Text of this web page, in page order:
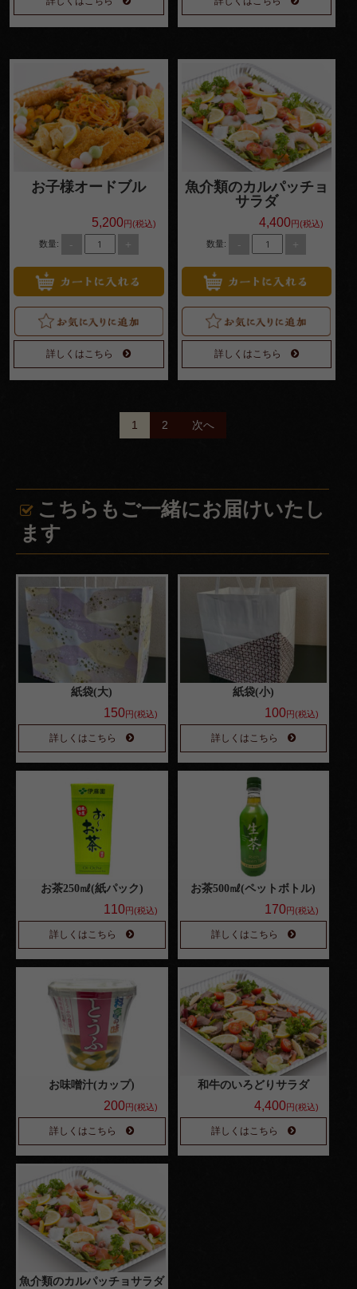
お子様オードブル
5,200円(税込)
数量: - +
詳しくはこちら
魚介類のカルパッチョ
サラダ
4,400円(税込)
数量: - +
詳しくはこちら
ナ
ビ
ゲ
ー
シ
ョ
ン
1 2 次へ
こちらもご一緒にお届けいたし
ます
紙袋(大)
150円(税込)
詳しくはこちら
紙袋(小)
100円(税込)
詳しくはこちら
お茶250㎖(紙パック)
110円(税込)
詳しくはこちら
お茶500㎖(ペットボトル)
170円(税込)
詳しくはこちら
お味噌汁(カップ)
200円(税込)
詳しくはこちら
和牛のいろどりサラダ
4,400円(税込)
詳しくはこちら
魚介類のカルパッチョサラダ